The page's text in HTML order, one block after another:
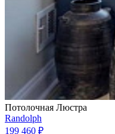
Потолочная Люстра
Randolph
199 460 ₽